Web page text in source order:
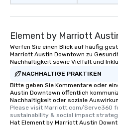
Element by Marriott
Werfen Sie einen Blick auf häufig
Marriott Austin Downtown zu
Nachhaltigkeit sowie Vielfalt und
NACHHALTIGE PRAKTIKEN
Bitte geben Sie Kommentare oder
Austin Downtown öffentlich
Nachhaltigkeit oder soziale
Please visit Marriott.com/Serve360
sustainability & social impact
Hat Element by Marriott Austin